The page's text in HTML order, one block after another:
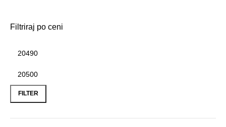
Filtriraj po ceni
Minimalna
cena
Maksimalna
cena
FILTER